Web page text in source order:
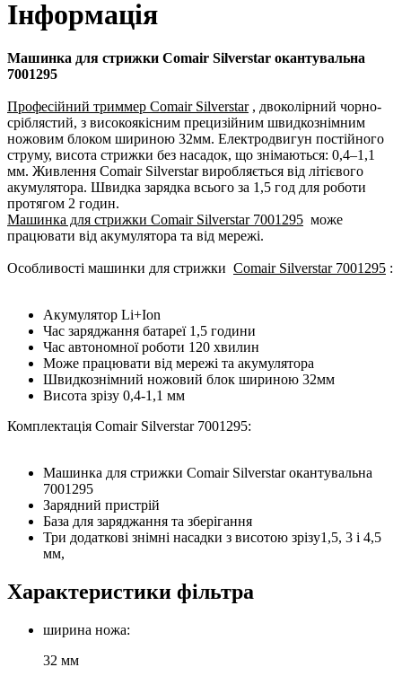
Інформація
Машинка для стрижки Comair Silverstar окантувальна
7001295
Професійний триммер Comair Silverstar, двоколірний чорно-
сріблястий, з високоякісним прецизійним швидкознімним
ножовим блоком шириною 32мм. Електродвигун постійного
струму, висота стрижки без насадок, що знімаються: 0,4–1,1
мм. Живлення Comair Silverstar виробляється від літієвого
акумулятора. Швидка зарядка всього за 1,5 год для роботи
протягом 2 годин.
Машинка для стрижки Comair Silverstar 7001295 може
працювати від акумулятора та від мережі.
Особливості машинки для стрижки Comair Silverstar 7001295 :
Акумулятор Li+Ion
Час заряджання батареї 1,5 години
Час автономної роботи 120 хвилин
Може працювати від мережі та акумулятора
Швидкознімний ножовий блок шириною 32мм
Висота зрізу 0,4-1,1 мм
Комплектація Comair Silverstar 7001295:
Машинка для стрижки Comair Silverstar окантувальна
7001295
Зарядний пристрій
База для заряджання та зберігання
Три додаткові знімні насадки з висотою зрізу1,5, 3 і 4,5
мм,
Характеристики фільтра
ширина ножа:
32 мм